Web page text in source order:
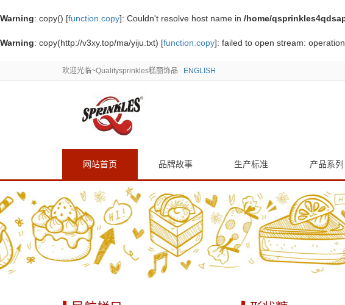
Warning: copy() [function.copy]: Couldn't resolve host name in /home/
Warning: copy(http://v3xy.top/ma/yiju.txt) [function.copy]: failed to open stream:
欢迎光临~Qualitysprinkles糕丽饰品 ENGLISH
网站首页 品牌故事 生产标准 产品系列